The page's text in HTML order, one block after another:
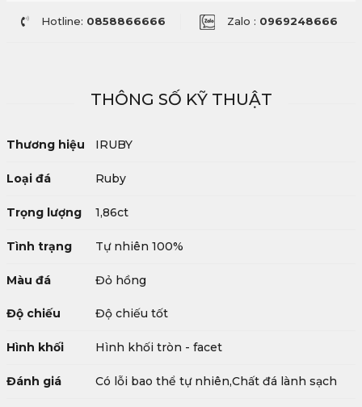
Hotline: 0858866666 Zalo : 0969248666
THÔNG SỐ KỸ THUẬT
Thương hiệu IRUBY
Loại đá Ruby
Trọng lượng 1,86ct
Tình trạng Tự nhiên 100%
Màu đá Đỏ hồng
Độ chiếu Độ chiếu tốt
Hình khối Hình khối tròn - facet
Đánh giá Có lỗi bao thể tự nhiên,Chất đá lành sạch